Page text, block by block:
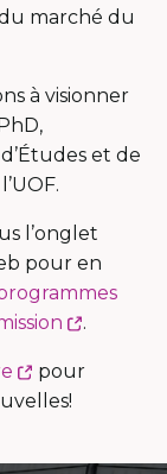
marché du
à visionner
et de
l’onglet
pour en
.
Ce
lien
dans
pour